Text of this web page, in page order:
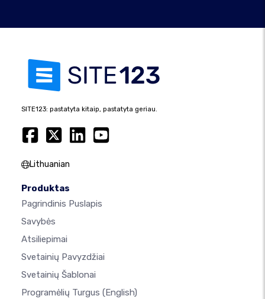
SITE123: pastatyta kitaip, pastatyta geriau.
Lithuanian
Produktas
Pagrindinis Puslapis
Savybės
Atsiliepimai
Svetainių Pavyzdžiai
Svetainių Šablonai
Programėlių Turgus (English)